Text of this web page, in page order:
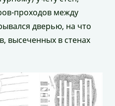
проходов между
дверью, на что
высеченных в стенах